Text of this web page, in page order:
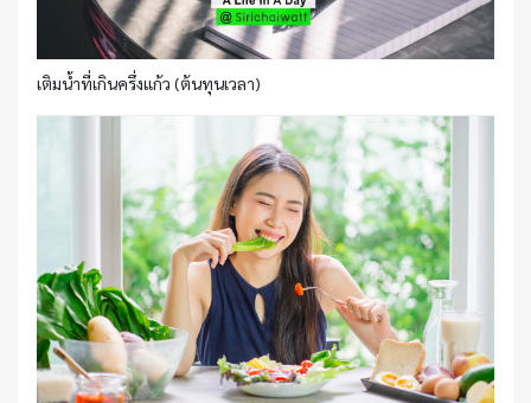
เติมน้ำที่เกินครึ่งแก้ว (ต้นทุนเวลา)